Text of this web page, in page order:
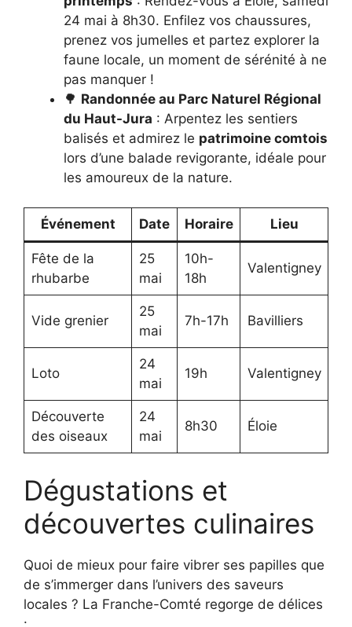
24 mai à 8h30. Enfilez vos chaussures,
prenez vos jumelles et partez explorer la
faune locale, un moment de sérénité à ne
pas manquer !
🌳 Randonnée au Parc Naturel Régional
du Haut-Jura : Arpentez les sentiers
balisés et admirez le patrimoine comtois
lors d’une balade revigorante, idéale pour
les amoureux de la nature.
Événement Date Horaire Lieu
Fête de la
rhubarbe
25
mai
10h-
18h
Valentigney
Vide grenier
25
mai
7h-17h Bavilliers
Loto
24
mai
19h Valentigney
Découverte
des oiseaux
24
mai
8h30 Éloie
Dégustations et
découvertes culinaires
Quoi de mieux pour faire vibrer ses papilles que
de s’immerger dans l’univers des saveurs
locales ? La Franche-Comté regorge de délices
: